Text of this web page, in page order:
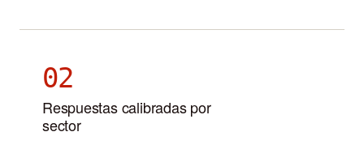
02
Respuestas calibradas por
sector